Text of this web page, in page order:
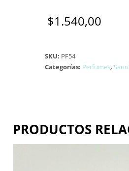
$1.540,00
SKU: PF54
Categorías: Perfumes,
PRODUCTOS